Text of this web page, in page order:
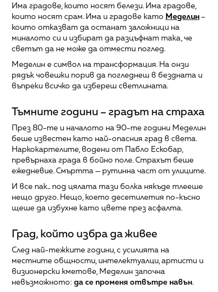
Има градове, които носят белези. Има градове,
които носят срам. Има и градове като Меделин –
които отказват да останат заложници на
миналото си и избират да разцъфнат така, че
светът да не може да отмести поглед.
Меделин е символ на трансформация. На онзи
рядък човешки порив да погледнеш в бездната и
въпреки всичко да избереш светлината.
Тъмните години – градът на страха
През 80-те и началото на 90-те години Меделин
беше известен като най-опасния град в света.
Наркокартелите, водени от Пабло Ескобар,
превърнаха града в бойно поле. Страхът беше
ежедневие. Смъртта — рутинна част от улиците.
И все пак... под цялата тази болка някъде тлееше
нещо друго. Нещо, което десетилетия по-късно
щеше да избухне като цвете през асфалта.
Град, който избра да живее
След най-тежките години, с усилията на
местните общности, интелектуалци, артисти и
визионерски кметове, Меделин започна
невъзможното: да се променя отвътре навън.